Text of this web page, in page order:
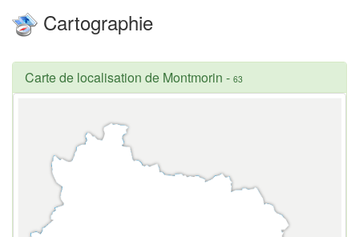
Cartographie
Carte de localisation de Montmorin - 63